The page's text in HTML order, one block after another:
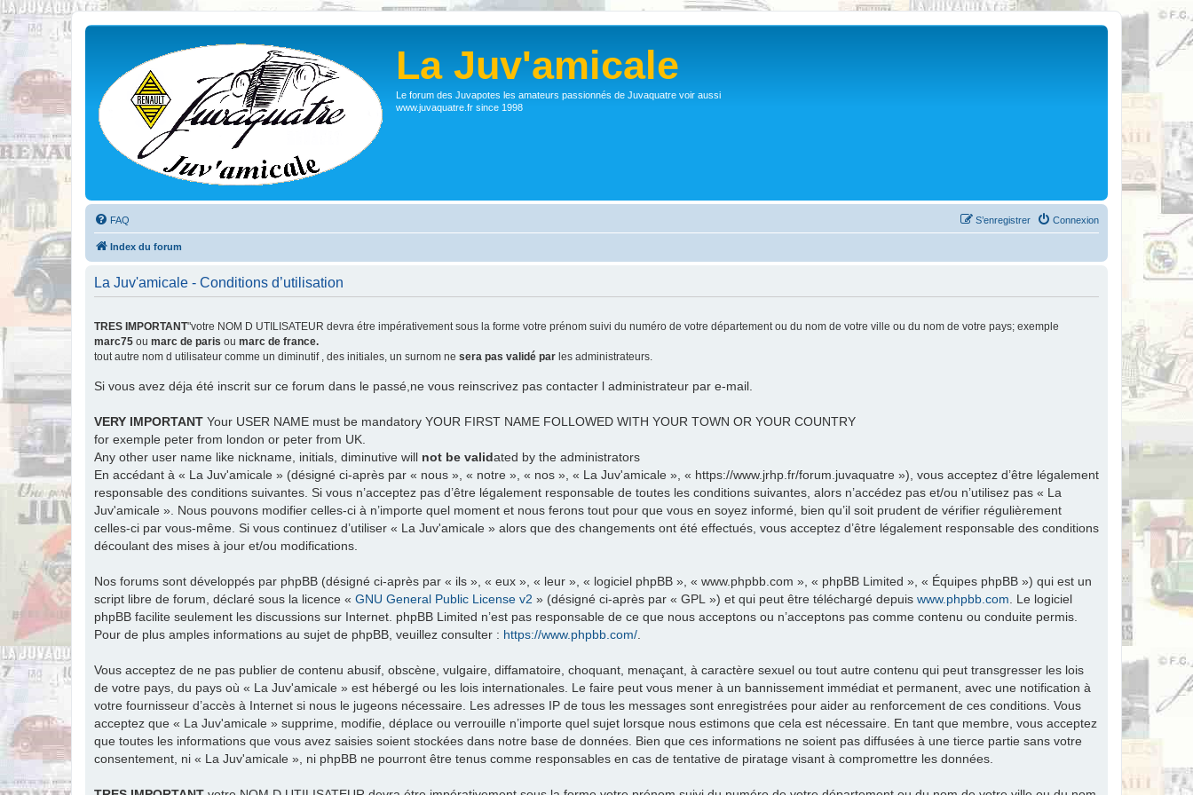
La Juv'amicale
Le forum des Juvapotes les amateurs passionnés de Juvaquatre voir aussi
www.juvaquatre.fr since 1998
FAQ Connexion
S’enregistrer
Index du forum
La Juv'amicale - Conditions d’utilisation
TRES IMPORTANT"votre NOM D UTILISATEUR devra étre impérativement sous la forme votre prénom suivi du numéro de votre département ou du nom de votre ville ou du nom de votre pays; exemple
marc75 ou marc de paris ou marc de france.
tout autre nom d utilisateur comme un diminutif , des initiales, un surnom ne sera pas validé par les administrateurs.
Si vous avez déja été inscrit sur ce forum dans le passé,ne vous reinscrivez pas contacter l administrateur par e-mail.
VERY IMPORTANT Your USER NAME must be mandatory YOUR FIRST NAME FOLLOWED WITH YOUR TOWN OR YOUR COUNTRY
for exemple peter from london or peter from UK.
Any other user name like nickname, initials, diminutive will not be validated by the administrators
En accédant à « La Juv'amicale » (désigné ci-après par « nous », « notre », « nos », « La Juv'amicale », « https://www.jrhp.fr/forum.juvaquatre »), vous acceptez d’être légalement
responsable des conditions suivantes. Si vous n’acceptez pas d’être légalement responsable de toutes les conditions suivantes, alors n’accédez pas et/ou n’utilisez pas « La
Juv'amicale ». Nous pouvons modifier celles-ci à n’importe quel moment et nous ferons tout pour que vous en soyez informé, bien qu’il soit prudent de vérifier régulièrement
celles-ci par vous-même. Si vous continuez d’utiliser « La Juv'amicale » alors que des changements ont été effectués, vous acceptez d’être légalement responsable des conditions
découlant des mises à jour et/ou modifications.
Nos forums sont développés par phpBB (désigné ci-après par « ils », « eux », « leur », « logiciel phpBB », « www.phpbb.com », « phpBB Limited », « Équipes phpBB ») qui est un
script libre de forum, déclaré sous la licence « GNU General Public License v2 » (désigné ci-après par « GPL ») et qui peut être téléchargé depuis www.phpbb.com. Le logiciel
phpBB facilite seulement les discussions sur Internet. phpBB Limited n’est pas responsable de ce que nous acceptons ou n’acceptons pas comme contenu ou conduite permis.
Pour de plus amples informations au sujet de phpBB, veuillez consulter : https://www.phpbb.com/.
Vous acceptez de ne pas publier de contenu abusif, obscène, vulgaire, diffamatoire, choquant, menaçant, à caractère sexuel ou tout autre contenu qui peut transgresser les lois
de votre pays, du pays où « La Juv'amicale » est hébergé ou les lois internationales. Le faire peut vous mener à un bannissement immédiat et permanent, avec une notification à
votre fournisseur d’accès à Internet si nous le jugeons nécessaire. Les adresses IP de tous les messages sont enregistrées pour aider au renforcement de ces conditions. Vous
acceptez que « La Juv'amicale » supprime, modifie, déplace ou verrouille n’importe quel sujet lorsque nous estimons que cela est nécessaire. En tant que membre, vous acceptez
que toutes les informations que vous avez saisies soient stockées dans notre base de données. Bien que ces informations ne soient pas diffusées à une tierce partie sans votre
consentement, ni « La Juv'amicale », ni phpBB ne pourront être tenus comme responsables en cas de tentative de piratage visant à compromettre les données.